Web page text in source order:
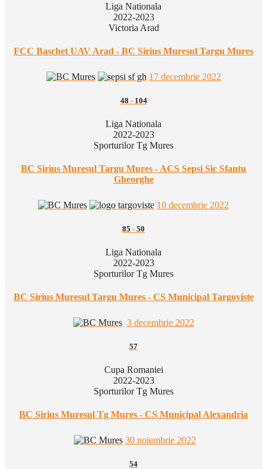
Liga Nationala
2022-2023
Victoria Arad
FCC Baschet UAV Arad - BC Sirius Muresul Targu Mures
17 decembrie 2022
48 - 104
Liga Nationala
2022-2023
Sporturilor Tg Mures
BC Sirius Muresul Targu Mures - ACS Sepsi Sic Sfantu
Gheorghe
10 decembrie 2022
85 - 50
Liga Nationala
2022-2023
Sporturilor Tg Mures
BC Sirius Muresul Targu Mures - CS Municipal Targoviste
3 decembrie 2022
57
Cupa Romaniei
2022-2023
Sporturilor Tg Mures
BC Sirius Muresul Tg Mures - CS Municipal Alexandria
30 noiembrie 2022
54